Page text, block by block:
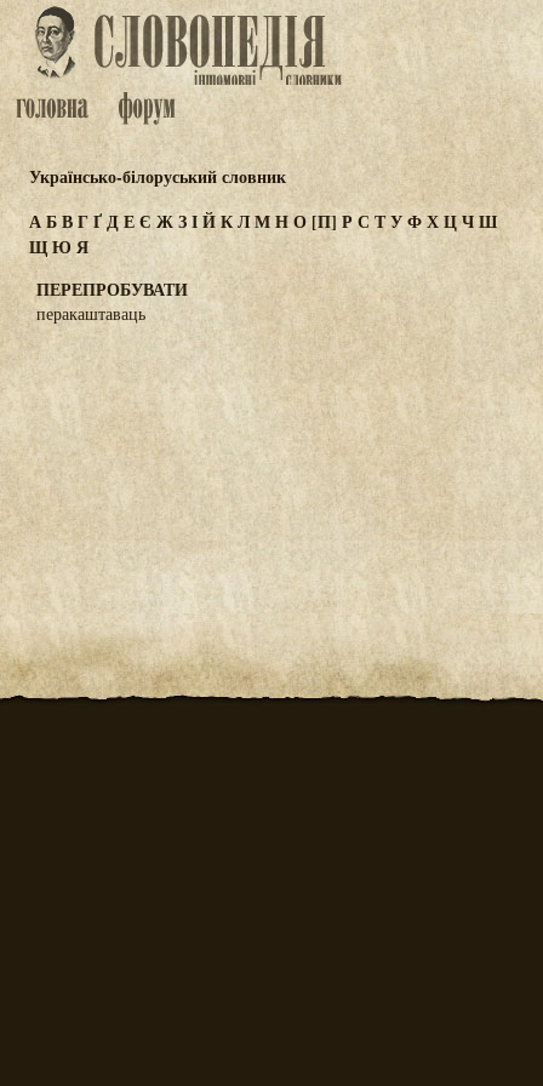
Українсько-білоруський словник
АБВГҐДЕЄ ЖЗІЙКЛМНО[П] Р С ТУФХЦЧШ
ЩЮ Я
ПЕРЕПРОБУВАТИ
перакаштаваць